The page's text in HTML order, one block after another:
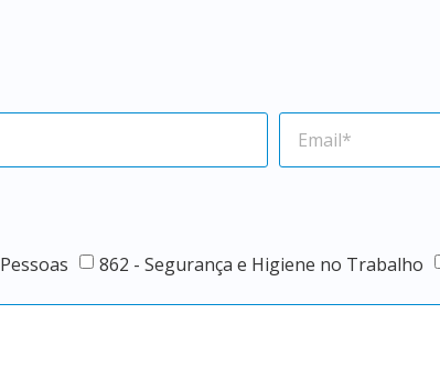
862 - Segurança e Higiene no Trabalho